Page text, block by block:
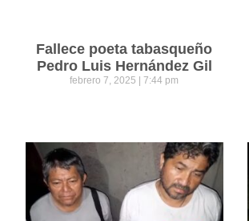
Fallece poeta tabasqueño
Pedro Luis Hernández Gil
febrero 7, 2025 7:44 pm